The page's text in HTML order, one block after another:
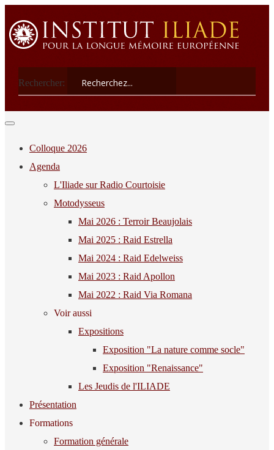
Rechercher:
Colloque 2026
Agenda
L'Iliade sur Radio Courtoisie
Motodysseus
Mai 2026 : Terroir Beaujolais
Mai 2025 : Raid Estrella
Mai 2024 : Raid Edelweiss
Mai 2023 : Raid Apollon
Mai 2022 : Raid Via Romana
Voir aussi
Expositions
Exposition "La nature comme socle"
Exposition "Renaissance"
Les Jeudis de l'ILIADE
Présentation
Formations
Formation générale